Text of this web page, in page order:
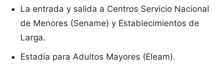
La entrada y salida a Centros Servicio Nacional
de Menores (Sename) y Establecimientos de
Larga.
Estadía para Adultos Mayores (Eleam).